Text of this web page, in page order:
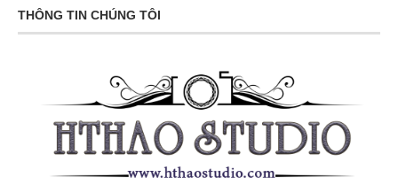
THÔNG TIN CHÚNG TÔI